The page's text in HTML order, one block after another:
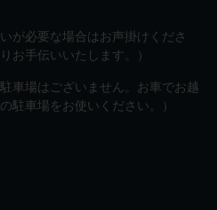
が必要な場合はお声掛けくださ
お手伝いいたします。）
車場はございません。お車でお越
駐車場をお使いください。）